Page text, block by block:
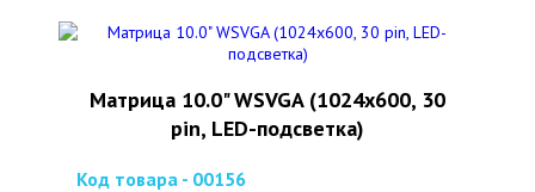
Матрица 10.0" WSVGA (1024x600, 30
pin, LED-подсветка)
Код товара - 00156